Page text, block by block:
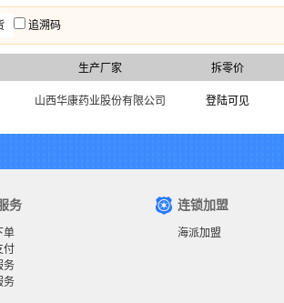
追溯码
生产厂家 拆零价
山西华康药业股份有限公司 登陆可见
务
单
付
务
务
连锁加盟
海派加盟